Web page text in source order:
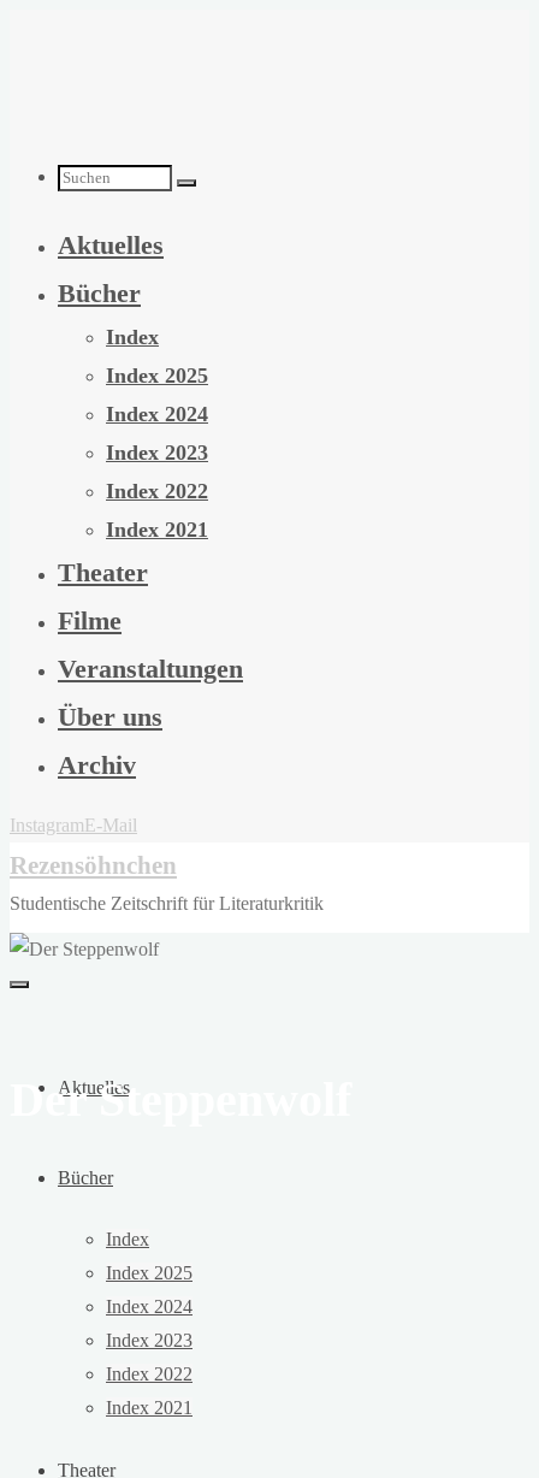
Suchen
nach:
Aktuelles
Bücher
Index
Index 2025
Index 2024
Index 2023
Index 2022
Index 2021
Theater
Filme
Veranstaltungen
Über uns
Archiv
InstagramE-Mail
Rezensöhnchen
Studentische Zeitschrift für Literaturkritik
Aktuelles
Bücher
Index
Index 2025
Index 2024
Index 2023
Index 2022
Index 2021
Theater
Der Steppenwolf